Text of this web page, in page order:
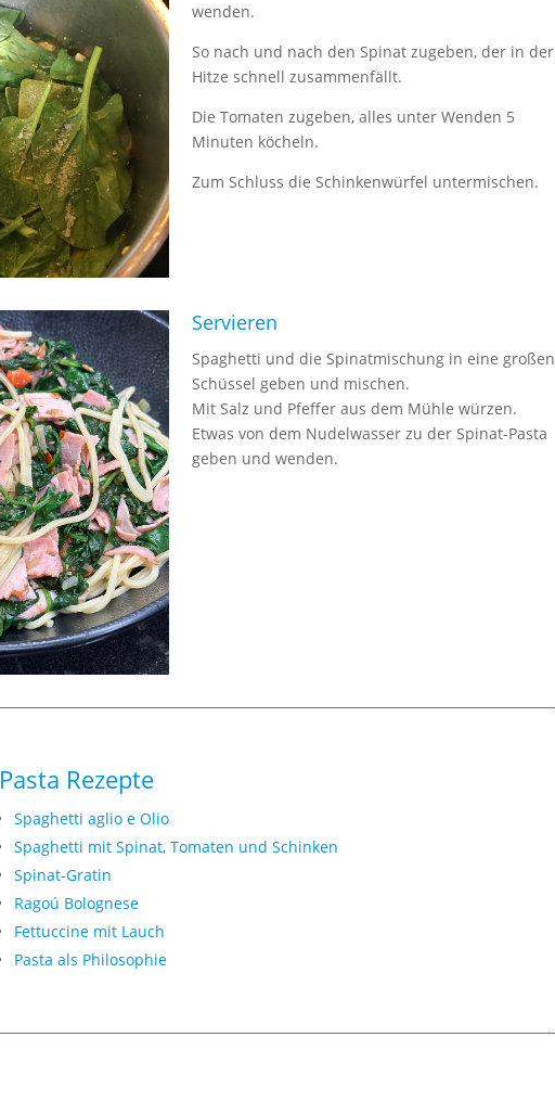
wenden.
So nach und nach den Spinat zugeben, der in der
Hitze schnell zusammenfällt.
Die Tomaten zugeben, alles unter Wenden 5
Minuten köcheln.
Zum Schluss die Schinkenwürfel untermischen.
Servieren
Spaghetti und die Spinatmischung in eine großen
Schüssel geben und mischen.
Mit Salz und Pfeffer aus dem Mühle würzen.
Etwas von dem Nudelwasser zu der Spinat-Pasta
geben und wenden.
Pasta Rezepte
Spaghetti aglio e Olio
Spaghetti mit Spinat, Tomaten und Schinken
Spinat-Gratin
Ragoú Bolognese
Fettuccine mit Lauch
Pasta als Philosophie